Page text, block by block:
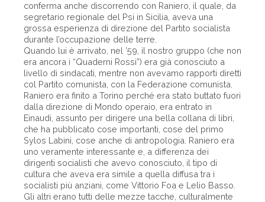
conferma anche discorrendo con Raniero, il quale, da
segretario regionale del Psi in Sicilia, aveva una
grossa esperienza di direzione del Partito socialista
durante l’occupazione delle terre.
Quando lui è arrivato, nel ’59, il nostro gruppo (che non
era ancora i “Quaderni Rossi”) era già conosciuto a
livello di sindacati, mentre non avevamo rapporti diretti
col Partito comunista, con la Federazione comunista.
Raniero era finito a Torino perché era stato buttato fuori
dalla direzione di Mondo operaio, era entrato in
Einaudi, assunto per dirigere una bella collana di libri,
che ha pubblicato cose importanti, cose del primo
Sylos Labini, cose anche di antropologia. Raniero era
uno veramente interessante e, a differenza dei
dirigenti socialisti che avevo conosciuto, il tipo di
cultura che aveva era simile a quella diffusa tra i
socialisti più anziani, come Vittorio Foa e Lelio Basso.
Gli altri erano tutti delle mezze tacche, culturalmente